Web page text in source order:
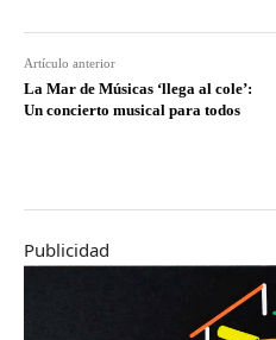
Artículo anterior
La Mar de Músicas ‘llega al cole’:
Un concierto musical para todos
Publicidad